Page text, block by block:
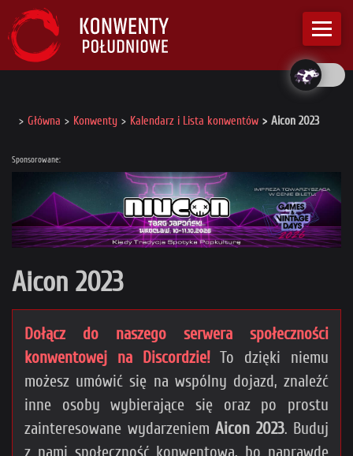
Główna Konwenty Kalendarz i Lista konwentów Aicon 2023
Sponsorowane:
Aicon 2023
Dołącz do naszego serwera społeczności
konwentowej na Discordzie!To dzięki niemu
możesz umówić się na wspólny dojazd, znaleźć
inne osoby wybierające się oraz po prostu
zainteresowane wydarzeniem Aicon 2023. Buduj
z nami społeczność konwentową, bo naprawdę